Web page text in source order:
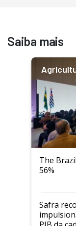
Saiba mais
The
56%
Safra